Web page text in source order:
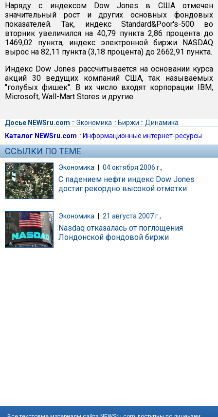
Наряду с индексом Dow Jones в США отмечен
значительный рост и других основных фондовых
показателей. Так, индекс Standard&Poor's-500 во
вторник увеличился на 40,79 пункта 2,86 процента до
1469,02 пункта, индекс электронной биржи NASDAQ
вырос на 82,11 пункта (3,18 процента) до 2662,91 пункта.
Индекс Dow Jones рассчитывается на основании курса
акций 30 ведущих компаний США, так называемых
"голубых фишек". В их число входят корпорации IBM,
Microsoft, Wall-Mart Stores и другие.
Досье NEWSru.com :: Экономика :: Биржи :: Динамика
Каталог NEWSru.com :: Информационные интернет-ресурсы
ССЫЛКИ ПО ТЕМЕ
Экономика | 04 октября 2006 г.,
С падением нефти индекс Dow Jones
достиг рекордно высокой отметки
Экономика 21 августа 2007 г.,
Nasdaq отказалась от поглощения
Лондонской фондовой биржи